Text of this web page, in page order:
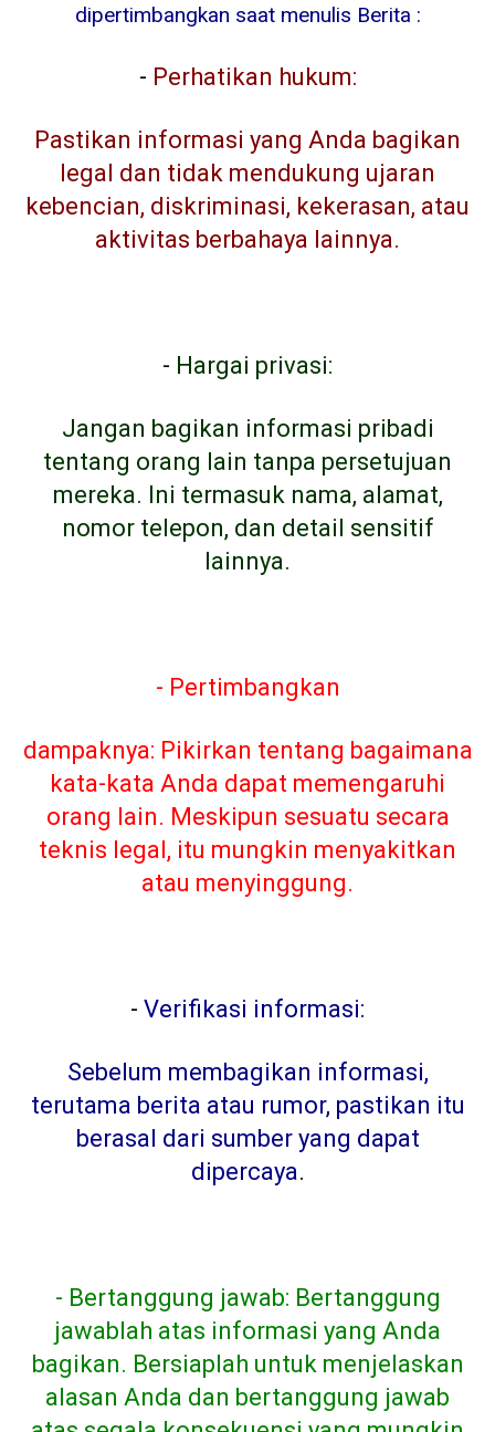
dipertimbangkan saat menulis Berita :
- Perhatikan hukum:
Pastikan informasi yang Anda bagikan
legal dan tidak mendukung ujaran
kebencian, diskriminasi, kekerasan, atau
aktivitas berbahaya lainnya.
- Hargai privasi:
Jangan bagikan informasi pribadi
tentang orang lain tanpa persetujuan
mereka. Ini termasuk nama, alamat,
nomor telepon, dan detail sensitif
lainnya.
- Pertimbangkan
dampaknya: Pikirkan tentang bagaimana
kata-kata Anda dapat memengaruhi
orang lain. Meskipun sesuatu secara
teknis legal, itu mungkin menyakitkan
atau menyinggung.
- Verifikasi informasi:
Sebelum membagikan informasi,
terutama berita atau rumor, pastikan itu
berasal dari sumber yang dapat
dipercaya.
- Bertanggung jawab: Bertanggung
jawablah atas informasi yang Anda
bagikan. Bersiaplah untuk menjelaskan
alasan Anda dan bertanggung jawab